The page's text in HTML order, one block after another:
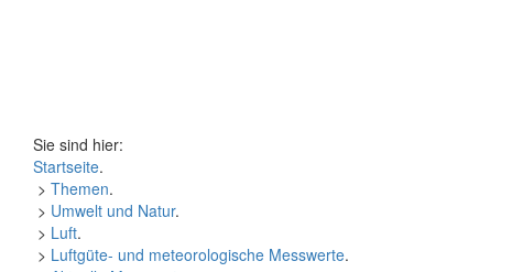
Sie sind hier:
Startseite.
> Themen.
> Umwelt und Natur.
> Luft.
> Luftgüte- und meteorologische Messwerte.